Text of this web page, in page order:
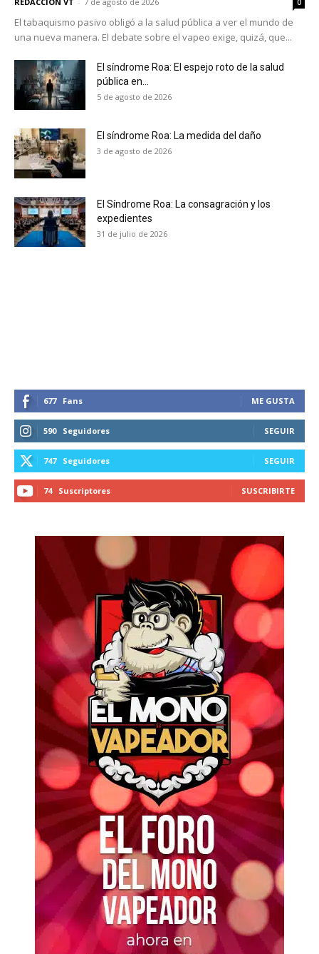
El tabaquismo pasivo obligó a la salud pública a ver el mundo de
una nueva manera. El debate sobre el vapeo exige, quizá, que...
El síndrome Roa: El espejo roto de la salud
pública en...
5 de agosto de 2026
El síndrome Roa: La medida del daño
3 de agosto de 2026
El Síndrome Roa: La consagración y los
expedientes
31 de julio de 2026
677 Fans ME GUSTA
590 Seguidores SEGUIR
747 Seguidores SEGUIR
74 Suscriptores SUSCRIBIRTE